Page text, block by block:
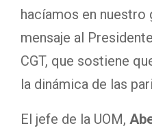
hacíamos en nuestro
mensaje al
CGT, que sostiene
la dinámica de las
El jefe de la UOM,